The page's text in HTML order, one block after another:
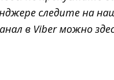
следите на
в Viber можно